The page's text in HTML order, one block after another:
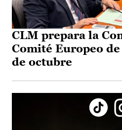
CLM prepara la
Comité Europeo
de octubre